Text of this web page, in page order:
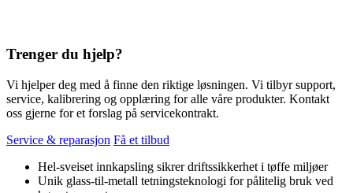
Trenger du hjelp?
Vi hjelper deg med å finne den riktige løsningen. Vi tilbyr support,
service, kalibrering og opplæring for alle våre produkter. Kontakt
oss gjerne for et forslag på servicekontrakt.
Service & reparasjon Få et tilbud
Hel-sveiset innkapsling sikrer driftssikkerhet i tøffe miljøer
Unik glass-til-metall tetningsteknologi for pålitelig bruk ved